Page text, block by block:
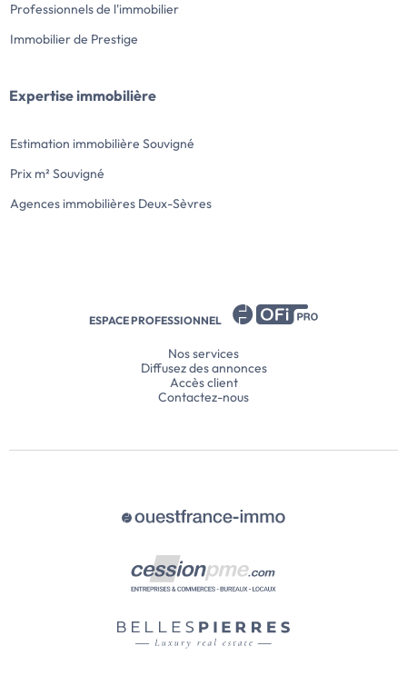
Professionnels de l'immobilier
Immobilier de Prestige
Expertise immobilière
Estimation immobilière Souvigné
Prix m² Souvigné
Agences immobilières Deux-Sèvres
ESPACE PROFESSIONNEL
Nos services
Diffusez des annonces
Accès client
Contactez-nous